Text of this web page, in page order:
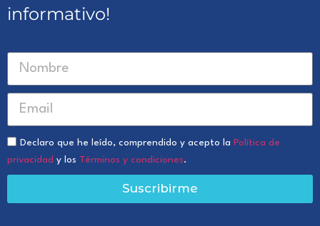
informativo!
Declaro que he leído, comprendido y acepto la Política de
privacidad y los Términos y condiciones.
Suscribirme